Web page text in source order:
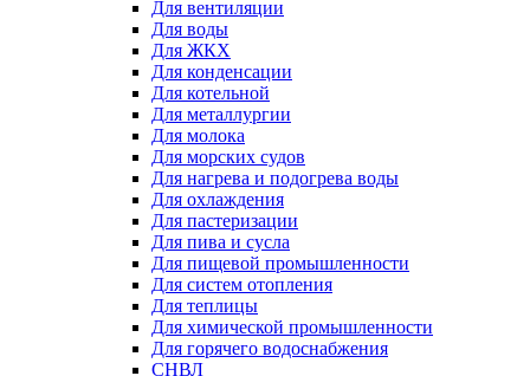
Для вентиляции
Для воды
Для ЖКХ
Для конденсации
Для котельной
Для металлургии
Для молока
Для морских судов
Для нагрева и подогрева воды
Для охлаждения
Для пастеризации
Для пива и сусла
Для пищевой промышленности
Для систем отопления
Для теплицы
Для химической промышленности
Для горячего водоснабжения
СНВЛ